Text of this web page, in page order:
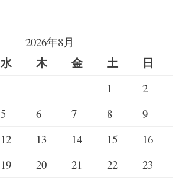
2026年8月
水 木 金 土 日
1
2
5 6 7 8
9
12 13 14 15
16
19 20 21 22
23